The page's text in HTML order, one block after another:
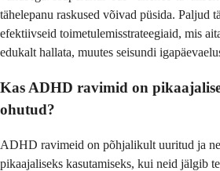
tähelepanu raskused võivad püsida. Paljud
efektiivseid toimetulemisstrateegiaid, mis
edukalt hallata, muutes seisundi
Kas ADHD ravimid on
ohutud?
ADHD ravimeid on põhjalikult uuritud ja
pikaajaliseks kasutamiseks, kui neid jälgib